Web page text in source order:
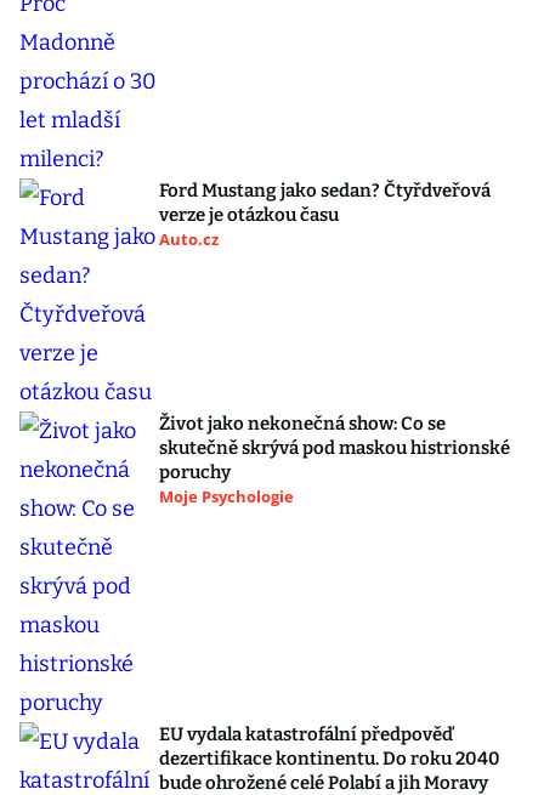
Ford Mustang jako sedan? Čtyřdveřová
verze je otázkou času
Auto.cz
Život jako nekonečná show: Co se
skutečně skrývá pod maskou histrionské
poruchy
Moje Psychologie
EU vydala katastrofální předpověď
dezertifikace kontinentu. Do roku 2040
bude ohrožené celé Polabí a jih Moravy